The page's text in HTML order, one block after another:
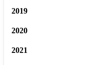
2019
2020
2021